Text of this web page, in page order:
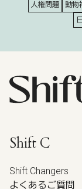
人権問題
動物
Shift C
Shift Changers
よくあるご質問